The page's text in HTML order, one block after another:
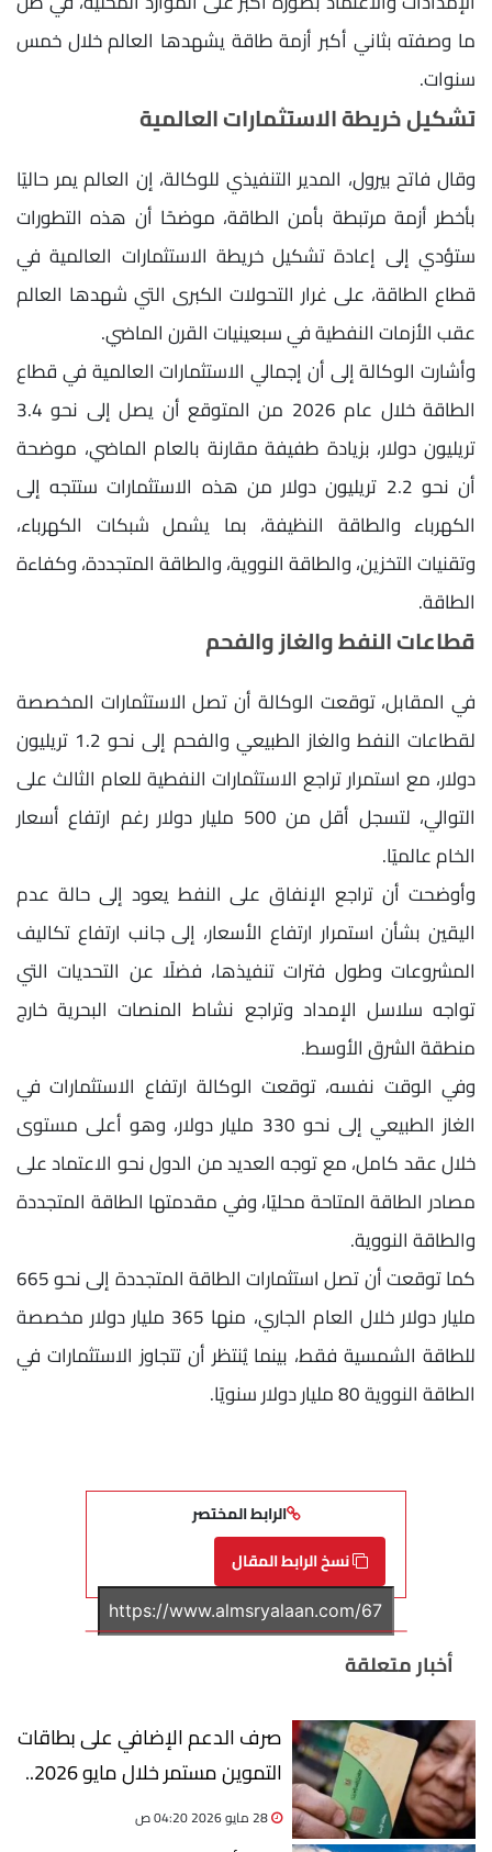
ما وصفته بثاني أكبر أزمة طاقة يشهدها العالم خلال خمس
سنوات.
تشكيل خريطة الاستثمارات العالمية
وقال فاتح بيرول، المدير التنفيذي للوكالة، إن العالم يمر حاليًا
بأخطر أزمة مرتبطة بأمن الطاقة، موضحًا أن هذه التطورات
ستؤدي إلى إعادة تشكيل خريطة الاستثمارات العالمية في
قطاع الطاقة، على غرار التحولات الكبرى التي شهدها العالم
عقب الأزمات النفطية في سبعينيات القرن الماضي.
وأشارت الوكالة إلى أن إجمالي الاستثمارات العالمية في قطاع
الطاقة خلال عام 2026 من المتوقع أن يصل إلى نحو 3.4
تريليون دولار، بزيادة طفيفة مقارنة بالعام الماضي، موضحة
أن نحو 2.2 تريليون دولار من هذه الاستثمارات ستتجه إلى
الكهرباء والطاقة النظيفة، بما يشمل شبكات الكهرباء،
وتقنيات التخزين، والطاقة النووية، والطاقة المتجددة، وكفاءة
الطاقة.
قطاعات النفط والغاز والفحم
في المقابل، توقعت الوكالة أن تصل الاستثمارات المخصصة
لقطاعات النفط والغاز الطبيعي والفحم إلى نحو 1.2 تريليون
دولار، مع استمرار تراجع الاستثمارات النفطية للعام الثالث على
التوالي، لتسجل أقل من 500 مليار دولار رغم ارتفاع أسعار
الخام عالميًا.
وأوضحت أن تراجع الإنفاق على النفط يعود إلى حالة عدم
اليقين بشأن استمرار ارتفاع الأسعار، إلى جانب ارتفاع تكاليف
المشروعات وطول فترات تنفيذها، فضلًا عن التحديات التي
تواجه سلاسل الإمداد وتراجع نشاط المنصات البحرية خارج
منطقة الشرق الأوسط.
وفي الوقت نفسه، توقعت الوكالة ارتفاع الاستثمارات في
الغاز الطبيعي إلى نحو 330 مليار دولار، وهو أعلى مستوى
خلال عقد كامل، مع توجه العديد من الدول نحو الاعتماد على
مصادر الطاقة المتاحة محليًا، وفي مقدمتها الطاقة المتجددة
والطاقة النووية.
كما توقعت أن تصل استثمارات الطاقة المتجددة إلى نحو 665
مليار دولار خلال العام الجاري، منها 365 مليار دولار مخصصة
للطاقة الشمسية فقط، بينما يُنتظر أن تتجاوز الاستثمارات في
الطاقة النووية 80 مليار دولار سنويًا.
الرابط المختصر
نسخ الرابط المقال
أخبار متعلقة
صرف الدعم الإضافي على بطاقات
التموين مستمر خلال مايو 2026..
اعرف قيمة المنحة
28 مايو 2026 04:20 ص